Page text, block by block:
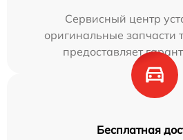
Сервисный центр
оригинальные запчасти
предоставляет
Бесплатная